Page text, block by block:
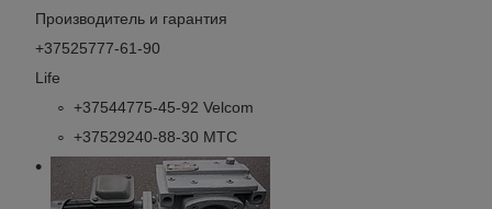
Производитель и гарантия
+37525777-61-90
Life
+37544775-45-92 Velcom
+37529240-88-30 МТС